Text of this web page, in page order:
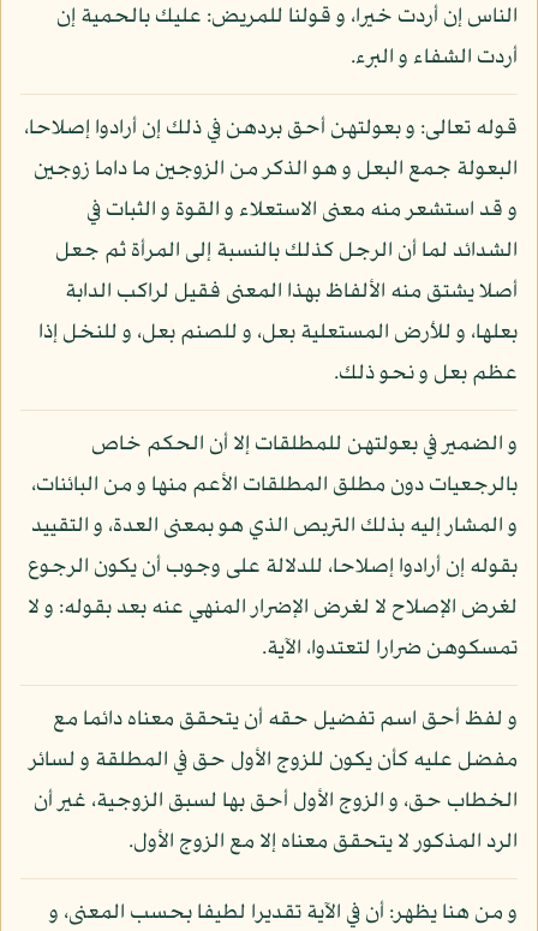
الناس إن أردت خيرا، و قولنا للمريض: عليك بالحمية إن
أردت الشفاء و البرء.
قوله تعالى: و بعولتهن أحق بردهن في ذلك إن أرادوا إصلاحا،
البعولة جمع البعل و هو الذكر من الزوجين ما داما زوجين
و قد استشعر منه معنى الاستعلاء و القوة و الثبات في
الشدائد لما أن الرجل كذلك بالنسبة إلى المرأة ثم جعل
أصلا يشتق منه الألفاظ بهذا المعنى فقيل لراكب الدابة
بعلها، و للأرض المستعلية بعل، و للصنم بعل، و للنخل إذا
عظم بعل و نحو ذلك.
و الضمير في بعولتهن للمطلقات إلا أن الحكم خاص
بالرجعيات دون مطلق المطلقات الأعم منها و من البائنات،
و المشار إليه بذلك التربص الذي هو بمعنى العدة، و التقييد
بقوله إن أرادوا إصلاحا، للدلالة على وجوب أن يكون الرجوع
لغرض الإصلاح لا لغرض الإضرار المنهي عنه بعد بقوله: و لا
تمسكوهن ضرارا لتعتدوا، الآية.
و لفظ أحق اسم تفضيل حقه أن يتحقق معناه دائما مع
مفضل عليه كأن يكون للزوج الأول حق في المطلقة و لسائر
الخطاب حق، و الزوج الأول أحق بها لسبق الزوجية، غير أن
الرد المذكور لا يتحقق معناه إلا مع الزوج الأول.
و من هنا يظهر: أن في الآية تقديرا لطيفا بحسب المعنى، و